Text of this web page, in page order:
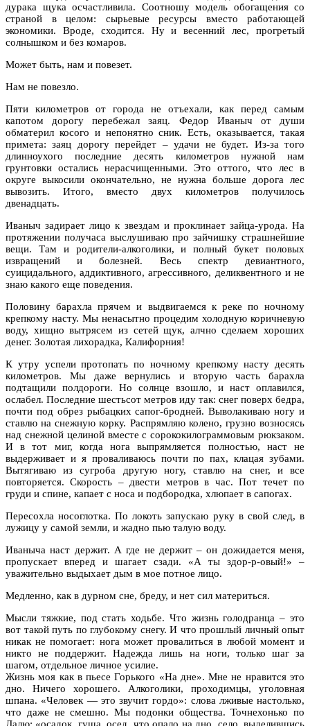
дурака щука осчастливила. Соотношу модель обогащения со
страной в целом: сырьевые ресурсы вместо работающей
экономики. Вроде, сходится. Ну и весенний лес, прогретый
солнышком и без комаров.
Может быть, нам и повезет.
Нам не повезло.
Пяти километров от города не отъехали, как перед самым
капотом дорогу перебежал заяц. Федор Иваныч от души
обматерил косого и непонятно сник. Есть, оказывается, такая
примета: заяц дорогу перейдет – удачи не будет. Из-за того
длинноухого последние десять километров нужной нам
грунтовки остались нерасчищенными. Это оттого, что лес в
округе выкосили окончательно, не нужна больше дорога лес
вывозить. Итого, вместо двух километров получилось
двенадцать.
Иваныч задирает лицо к звездам и проклинает зайца-урода. На
протяжении получаса выслушиваю про зайчишку страшнейшие
вещи. Там и родители-алкоголики, и полный букет половых
извращений и болезней. Весь спектр девиантного,
суицидального, аддиктивного, агрессивного, деликвентного и не
знаю какого еще поведения.
Половину барахла прячем и выдвигаемся к реке по ночному
крепкому насту. Мы ненасытно процедим холодную коричневую
воду, хищно вытрясем из сетей щук, алчно сделаем хороших
денег. Золотая лихорадка, Калифорния!
К утру успели протопать по ночному крепкому насту десять
километров. Мы даже вернулись и вторую часть барахла
подтащили полдороги. Но солнце взошло, и наст оплавился,
ослабел. Последние шестьсот метров иду так: снег поверх бедра,
почти под обрез рыбацких сапог-бродней. Выволакиваю ногу и
ставлю на снежную корку. Распрямляю колено, грузно возносясь
над снежной целиной вместе с сорококилограммовым рюкзаком.
И в тот миг, когда нога выпрямляется полностью, наст не
выдерживает и я проваливаюсь почти по пах, клацая зубами.
Вытягиваю из сугроба другую ногу, ставлю на снег, и все
повторяется. Скорость – двести метров в час. Пот течет по
груди и спине, капает с носа и подбородка, хлюпает в сапогах.
Пересохла носоглотка. По локоть запускаю руку в свой след, в
лужицу у самой земли, и жадно пью талую воду.
Иваныча наст держит. А где не держит – он дожидается меня,
пропускает вперед и шагает сзади. «А ты здор-р-овый!» –
уважительно выдыхает дым в мое потное лицо.
Медленно, как в дурном сне, бреду, и нет сил материться.
Мысли тяжкие, под стать ходьбе. Что жизнь голодранца – это
вот такой путь по глубокому снегу. И что прошлый личный опыт
никак не помогает: нога может провалиться в любой момент и
никто не поддержит. Надежда лишь на ноги, только шаг за
шагом, отдельное личное усилие.
Жизнь моя как в пьесе Горького «На дне». Мне не нравится это
дно. Ничего хорошего. Алкоголики, проходимцы, уголовная
шпана. «Человек — это звучит гордо»: слова лживые настолько,
что даже не смешно. Мы подонки общества. Точнехонько по